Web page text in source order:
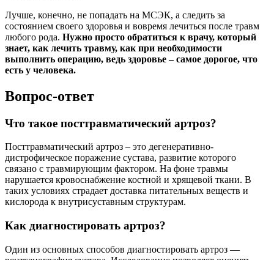
Лучше, конечно, не попадать на МСЭК, а следить за
состоянием своего здоровья и вовремя лечиться после травм
любого рода. Нужно просто обратиться к врачу, который
знает, как лечить травму, как при необходимости
выполнить операцию, ведь здоровье – самое дорогое, что
есть у человека.
Вопрос-ответ
Что такое посттравматический артроз?
Посттравматический артроз – это дегенеративно-
дистрофическое поражение сустава, развитие которого
связано с травмирующим фактором. На фоне травмы
нарушается кровоснабжение костной и хрящевой ткани. В
таких условиях страдает доставка питательных веществ и
кислорода к внутрисуставным структурам.
Как диагностировать артроз?
Один из основных способов диагностировать артроз —